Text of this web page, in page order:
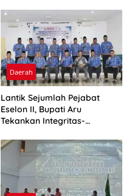
Daerah
Lantik Sejumlah Pejabat
Eselon II, Bupati Aru
Tekankan Integritas-